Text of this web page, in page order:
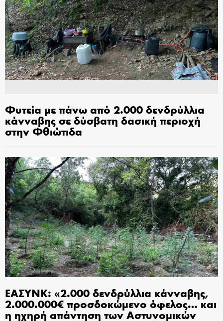
Φυτεία με πάνω από 2.000 δενδρύλλια
κάνναβης σε δύσβατη δασική περιοχή
στην Φθιώτιδα
ΕΑΣΥΝΚ: «2.000 δενδρύλλια κάνναβης,
2.000.000€ προσδοκώμενο όφελος… και
η ηχηρή απάντηση των Αστυνομικών